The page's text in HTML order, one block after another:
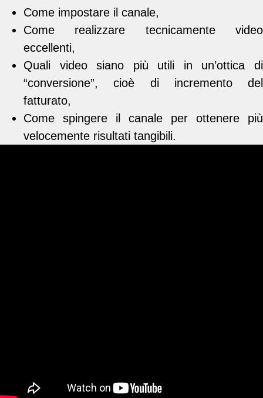
Come impostare il canale,
Come realizzare tecnicamente video
eccellenti,
Quali video siano più utili in un’ottica di
“conversione”, cioè di incremento del
fatturato,
Come spingere il canale per ottenere più
velocemente risultati tangibili.